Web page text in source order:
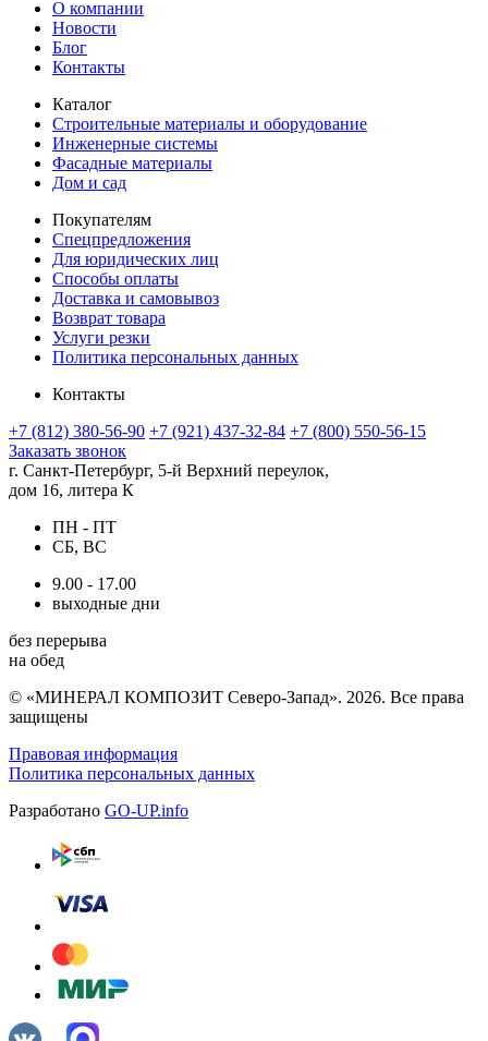
О компании
Новости
Блог
Контакты
Каталог
Строительные материалы и оборудование
Инженерные системы
Фасадные материалы
Дом и сад
Покупателям
Спецпредложения
Для юридических лиц
Способы оплаты
Доставка и самовывоз
Возврат товара
Услуги резки
Политика персональных данных
Контакты
+7 (812) 380-56-90 +7 (921) 437-32-84 +7 (800) 550-56-15
Заказать звонок
г. Санкт-Петербург, 5-й Верхний переулок,
дом 16, литера К
ПН - ПТ
СБ, ВС
9.00 - 17.00
выходные дни
без перерыва
на обед
© «МИНЕРАЛ КОМПОЗИТ Северо-Запад». 2026. Все права
защищены
Правовая информация
Политика персональных данных
Разработано GO-UP.info